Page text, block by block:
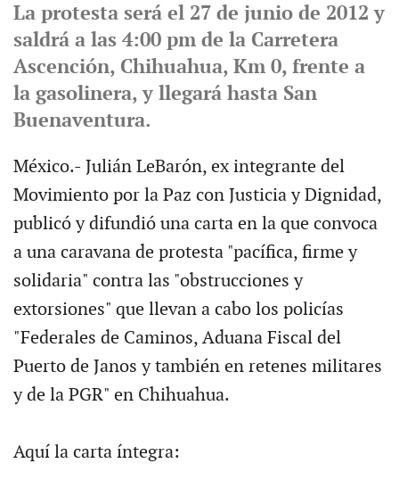
La protesta será el 27 de junio de 2012 y
saldrá a las 4:00 pm de la Carretera
Ascención, Chihuahua, Km 0, frente a
la gasolinera, y llegará hasta San
Buenaventura.
México.- Julián LeBarón, ex integrante del
Movimiento por la Paz con Justicia y Dignidad,
publicó y difundió una carta en la que convoca
a una caravana de protesta "pacífica, firme y
solidaria" contra las "obstrucciones y
extorsiones" que llevan a cabo los policías
"Federales de Caminos, Aduana Fiscal del
Puerto de Janos y también en retenes militares
y de la PGR" en Chihuahua.
Aquí la carta íntegra: